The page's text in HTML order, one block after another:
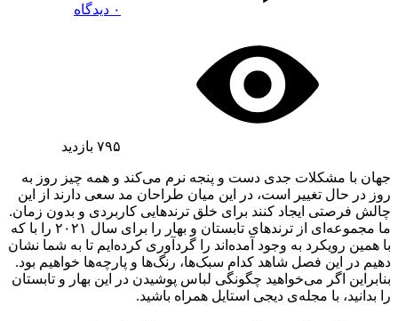
۰ دیدگاه
۷۹۵ بازدید
جهان با مشکلات جدی دست و پنجه نرم می‌کند و همه چیز روز به
روز در حال تغییر است، در این میان طراحان مد سعی دارند از این
چالش فرصتی ایجاد کنند برای خلق ترندهایی کاربردی و بدون زمان.
ما مجموعه‌ای از ترندهای تابستان و بهار را برای سال ۲۰۲۱ را با که
با همین رویکرد به وجود آمده‌اند را گردآوری کرده‌ایم تا به شما نشان
دهیم در این فصل شاهد کدام سبک‌ها، رنگ‌ها و پارچه‌ها خواهیم بود.
بنابراین اگر می‌خواهید چگونگی لباس پوشیدن در این بهار و تابستان
را بدانید، با مجله‌ی دیجی استایل همراه باشید.